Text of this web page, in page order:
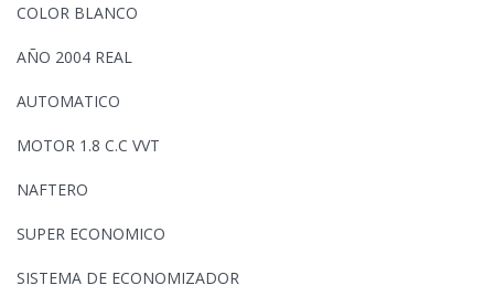
COLOR BLANCO
AÑO 2004 REAL
AUTOMATICO
MOTOR 1.8 C.C VVT
NAFTERO
SUPER ECONOMICO
SISTEMA DE ECONOMIZADOR